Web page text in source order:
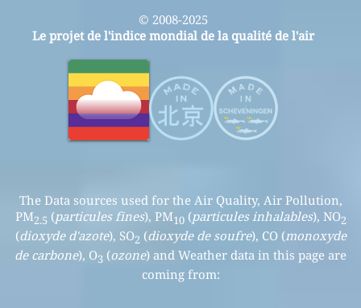
© 2008-2025
Le projet de l'indice mondial de la qualité de l'air
The Data sources used for the Air Quality, Air Pollution,
PM2.5 (particules fines), PM10(particules inhalables), NO2
(dioxyde d'azote), SO2 (dioxyde de soufre), CO (monoxyde
de carbone), O3 (ozone) and Weather data in this page are
coming from: